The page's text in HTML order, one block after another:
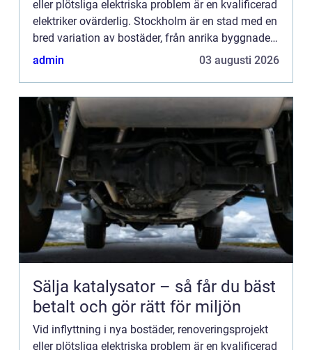
eller plötsliga elektriska problem är en kvalificerad
elektriker ovärderlig. Stockholm är en stad med en
bred variation av bostäder, från anrika byggnader
till mod...
admin 03 augusti 2026
Sälja katalysator – så får du bäst
betalt och gör rätt för miljön
Vid inflyttning i nya bostäder, renoveringsprojekt
eller plötsliga elektriska problem är en kvalificerad